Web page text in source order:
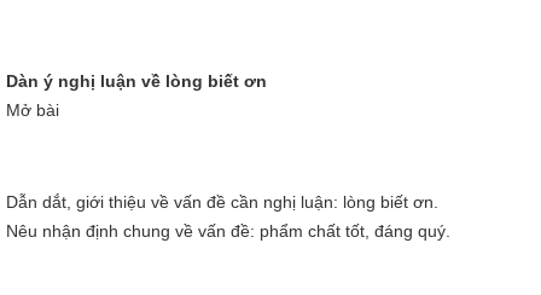
Dàn ý nghị luận về lòng biết ơn
Mở bài
Dẫn dắt, giới thiệu về vấn đề cần nghị luận: lòng biết ơn.
Nêu nhận định chung về vấn đề: phẩm chất tốt, đáng quý.